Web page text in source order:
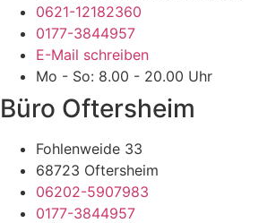
0621-12182360
0177-3844957
E-Mail schreiben
Mo - So: 8.00 - 20.00 Uhr
Büro Oftersheim
Fohlenweide 33
68723 Oftersheim
06202-5907983
0177-3844957